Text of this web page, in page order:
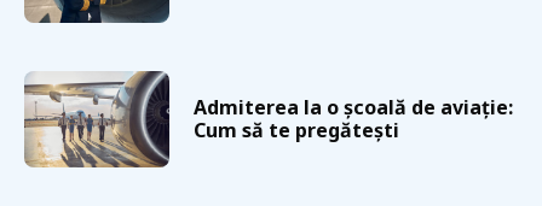
Admiterea la o școală de aviație:
Cum să te pregătești